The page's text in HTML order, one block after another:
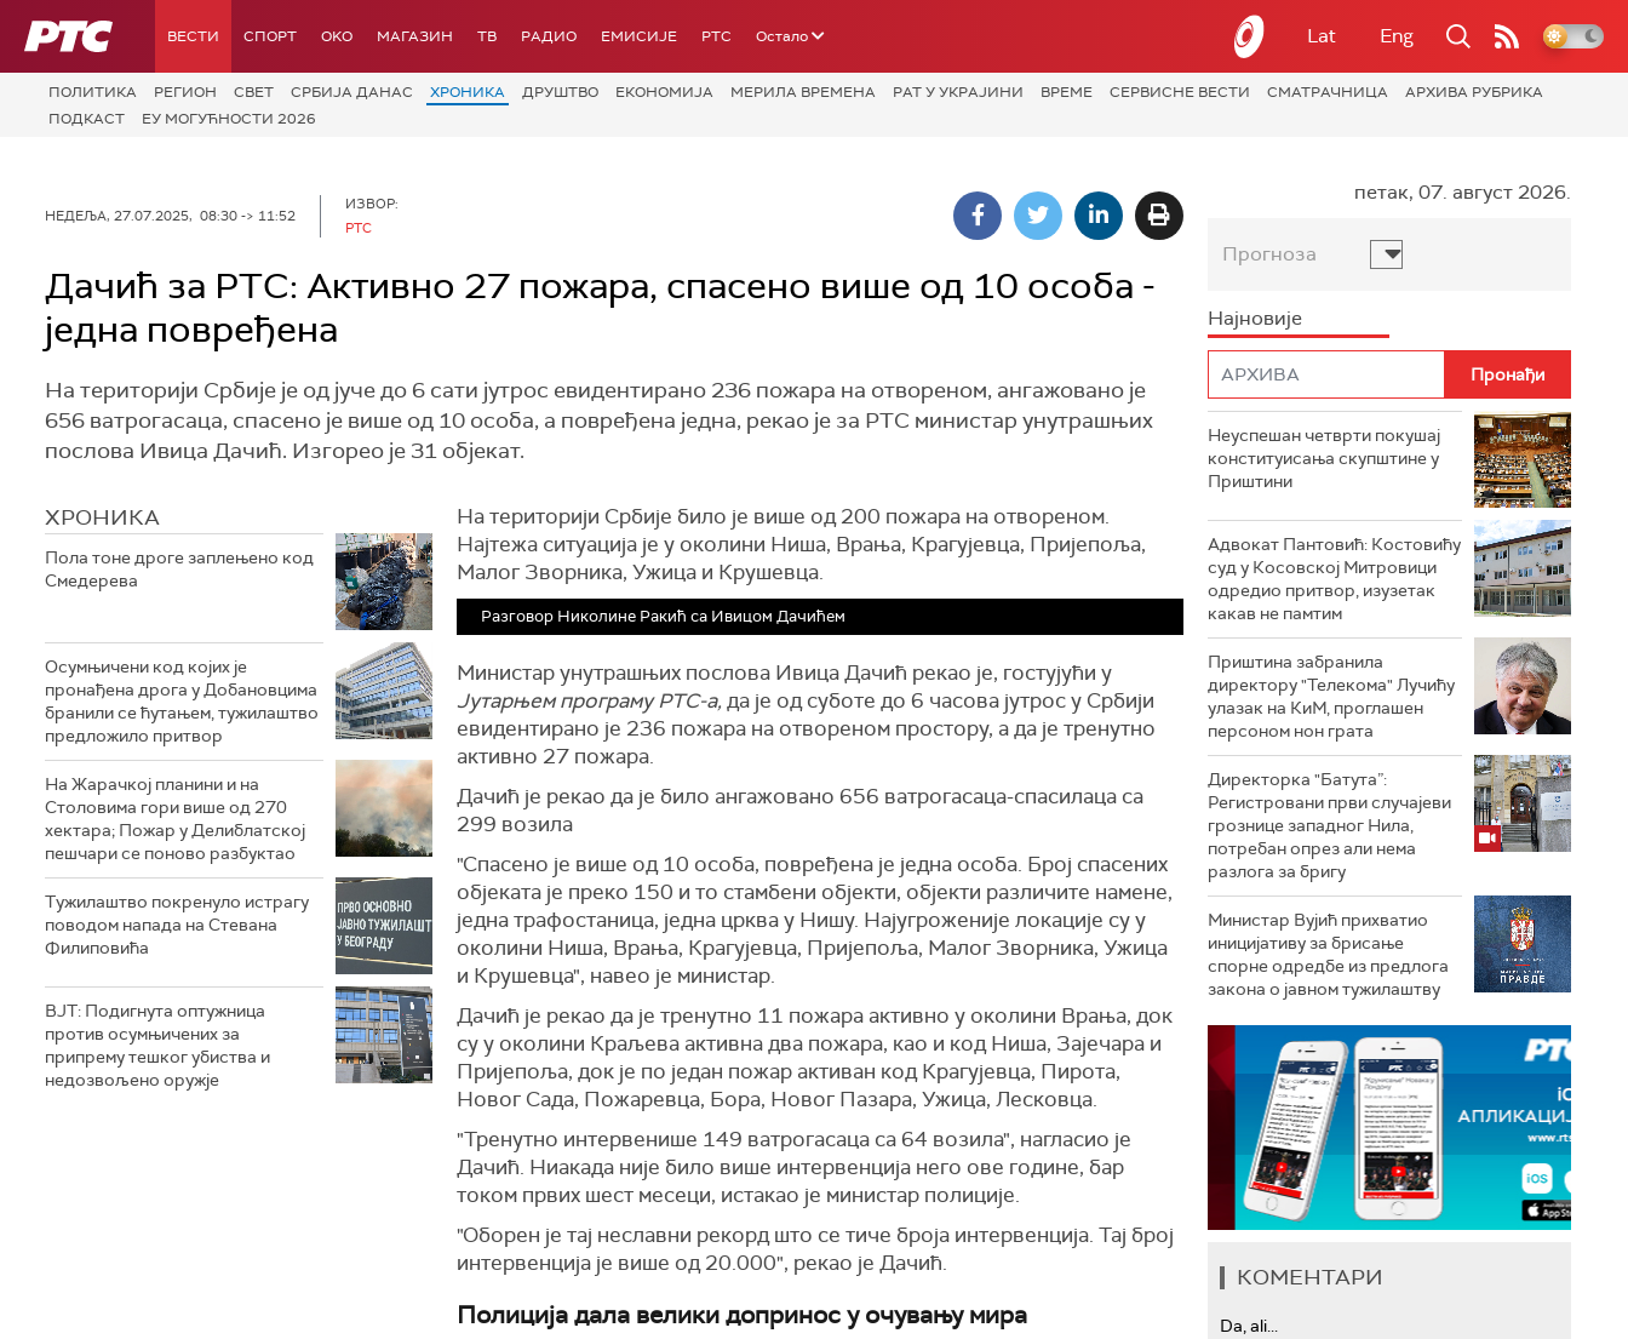
РТС ВЕСТИ СПОРТ OKO МАГАЗИН ТВ РАДИО ЕМИСИЈЕ РТС Остало Lat Eng
ПОЛИТИКА РЕГИОН СВЕТ СРБИЈА ДАНАС ХРОНИКА ДРУШТВО ЕКОНОМИЈА МЕРИЛА ВРЕМЕНА РАТ У УКРАЈИНИ ВРЕМЕ СЕРВИСНЕ ВЕСТИ СМАТРАЧНИЦА
АРХИВА РУБРИКА
ПОДКАСТ
ЕУ МОГУЋНОСТИ 2026
НЕДЕЉА, 27.07.2025, 08:30 -> 11:52
ИЗВОР:
РТС
Дачић за РТС: Активно 27 пожара, спасено више од 10 особа -
једна повређена
На територији Србије је од јуче до 6 сати јутрос евидентирано 236 пожара на отвореном, ангажовано је
656 ватрогасаца, спасено је више од 10 особа, а повређена једна, рекао је за РТС министар унутрашњих
послова Ивица Дачић. Изгорео је 31 објекат.
ХРОНИКА
Пола тоне дроге заплењено код
Смедерева
Осумњичени код којих је
пронађена дрога у Добановцима
бранили се ћутањем, тужилаштво
предложило притвор
На Жарачкој планини и на
Столовима гори више од 270
хектара; Пожар у Делиблатској
пешчари се поново разбуктао
Тужилаштво покренуло истрагу
поводом напада на Стевана
Филиповића
ВЈТ: Подигнута оптужница
против осумњичених за
припрему тешког убиства и
недозвољено оружје
На територији Србије било је више од 200 пожара на отвореном.
Најтежа ситуација је у околини Ниша, Врања, Крагујевца, Пријепоља,
Малог Зворника, Ужица и Крушевца.
Разговор Николине Ракић са Ивицом Дачићем
Министар унутрашњих послова Ивица Дачић рекао је, гостујући у
Јутарњем програму РТС-а, да је од суботе до 6 часова јутрос у Србији
евидентирано је 236 пожара на отвореном простору, а да је тренутно
активно 27 пожара.
Дачић је рекао да је било ангажовано 656 ватрогасаца-спасилаца са
299 возила
"Спасено је више од 10 особа, повређена је једна особа. Број спасених
објеката је преко 150 и то стамбени објекти, објекти различите намене,
једна трафостаница, једна црква у Нишу. Најугроженије локације су у
околини Ниша, Врања, Крагујевца, Пријепоља, Малог Зворника, Ужица
и Крушевца", навео је министар.
Дачић је рекао да је тренутно 11 пожара активно у околини Врања, док
су у околини Краљева активна два пожара, као и код Ниша, Зајечара и
Пријепоља, док је по један пожар активан код Крагујевца, Пирота,
Новог Сада, Пожаревца, Бора, Новог Пазара, Ужица, Лесковца.
"Тренутно интервенише 149 ватрогасаца са 64 возила", нагласио је
Дачић. Ниакада није било више интервенција него ове године, бар
током првих шест месеци, истакао је министар полиције.
"Оборен је тај неславни рекорд што се тиче броја интервенција. Тај број
интервенција је више од 20.000", рекао је Дачић.
Полиција дала велики допринос у очувању мира
петак, 07. август 2026.
Прогноза
Најновије
Неуспешан четврти покушај
конституисања скупштине у
Приштини
Адвокат Пантовић: Костовићу
суд у Косовској Митровици
одредио притвор, изузетак
какав не памтим
Приштина забранила
директору "Телекома" Лучићу
улазак на КиМ, проглашен
персоном нон грата
Директорка "Батута”:
Регистровани први случајеви
грознице западног Нила,
потребан опрез али нема
разлога за бригу
Министар Вујић прихватио
иницијативу за брисање
спорне одредбе из предлога
закона o јавном тужилаштву
КОМЕНТАРИ
Da, ali...